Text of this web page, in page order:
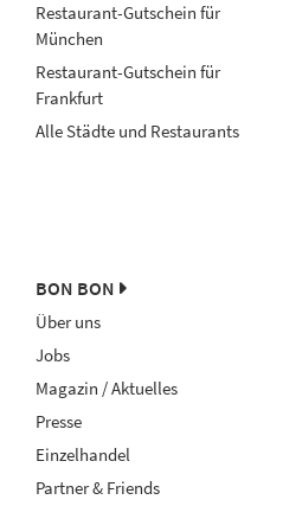
Restaurant-Gutschein für
München
Restaurant-Gutschein für
Frankfurt
Alle Städte und Restaurants
BON BON
Über uns
Jobs
Magazin / Aktuelles
Presse
Einzelhandel
Partner & Friends